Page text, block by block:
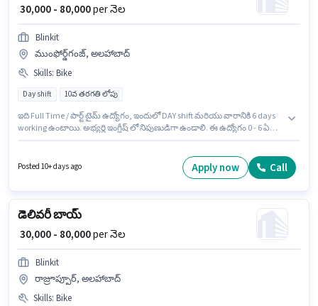
₹ 30,000 - 80,000per నెల
Blinkit
ముంఫోర్డ్‌గంజ్, అలహాబాద్
Skills: Bike
Day shift 10వ తరగతి లోపు
ఇది Full Time / పార్ట్ టైమ్ ఉద్యోగం, ఇందులో DAY shift మరియు వారానికి 6 days
working ఉంటాయి. అభ్యర్థి ఇంగ్లీష్ లో నిపుణుడిగా ఉండాలి. ఈ ఉద్యోగం 0 - 6 ఏళ్లు
తరగతి లోపు అర్హత ఉన్న అభ్యర్థులు దరఖాస్తు చేయవచ్చు. ఈ ఉద్యోగానికి Fixed
Posted 10+ days ago Apply now Call
డెలివరీ బాయ్
₹ 30,000 - 80,000per నెల
Blinkit
రాజ్రూప్పూర్, అలహాబాద్
Skills: Bike